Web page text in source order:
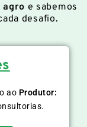
agro e sabemos
desafio.
ao Produtor: